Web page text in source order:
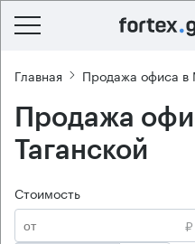
Главная Продажа офиса в
Продажа
Таганской
Стоимость
₽